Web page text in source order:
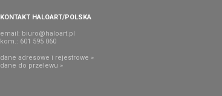
KONTAKT HALOART/POLSKA
email: biuro@haloart.pl
kom.: 601 595 060
dane adresowe i rejestrowe »
dane do przelewu »